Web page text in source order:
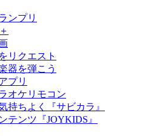
ンプリ
リクエスト
器を弾こう
プリ
オケリモコン
持ちよく『サビカラ』
テンツ『JOYKIDS』